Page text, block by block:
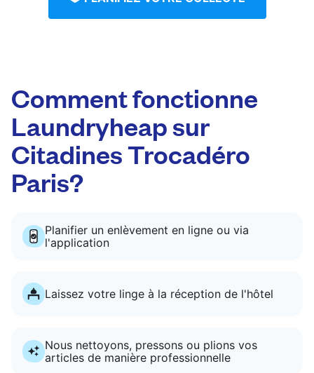
Comment fonctionne
Laundryheap sur
Citadines Trocadéro
Paris?
Planifier un enlèvement en ligne ou via
l'application
Laissez votre linge à la réception de l'hôtel
Nous nettoyons, pressons ou plions vos
articles de manière professionnelle